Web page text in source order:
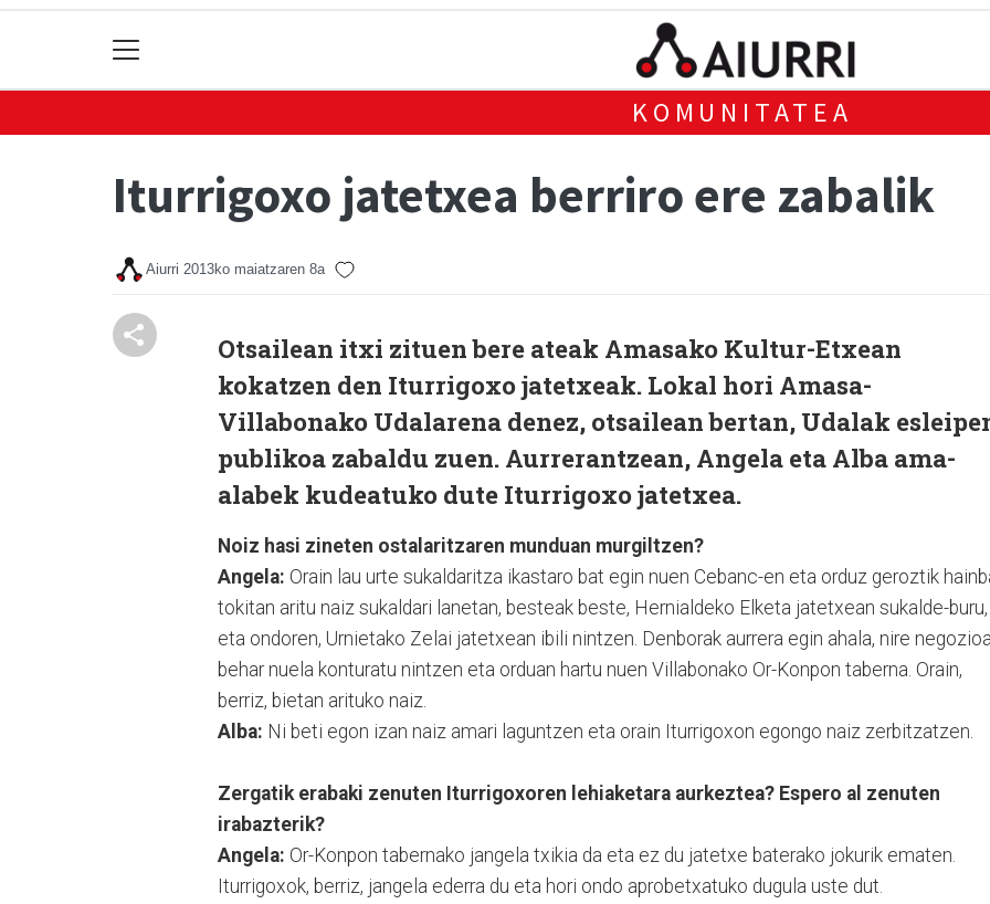
KOMUNITATEA
Iturrigoxo jatetxea berriro ere zabalik
Aiurri 2013ko maiatzaren 8a
Otsailean itxi zituen bere ateak Amasako Kultur-Etxean
kokatzen den Iturrigoxo jatetxeak. Lokal hori Amasa-
Villabonako Udalarena denez, otsailean bertan, Udalak
publikoa zabaldu zuen. Aurrerantzean, Angela eta Alba ama-
alabek kudeatuko dute Iturrigoxo jatetxea.
Noiz hasi zineten ostalaritzaren munduan murgiltzen?
Angela: Orain lau urte sukaldaritza ikastaro bat egin nuen Cebanc-en eta orduz geroztik
tokitan aritu naiz sukaldari lanetan, besteak beste, Hernialdeko Elketa jatetxean sukalde-buru,
eta ondoren, Urnietako Zelai jatetxean ibili nintzen. Denborak aurrera egin ahala, nire negozioa
behar nuela konturatu nintzen eta orduan hartu nuen Villabonako Or-Konpon taberna. Orain,
berriz, bietan arituko naiz.
Alba: Ni beti egon izan naiz amari laguntzen eta orain Iturrigoxon egongo naiz zerbitzatzen.
Zergatik erabaki zenuten Iturrigoxoren lehiaketara aurkeztea? Espero al zenuten
irabazterik?
Angela: Or-Konpon tabernako jangela txikia da eta ez du jatetxe baterako jokurik ematen.
Iturrigoxok, berriz, jangela ederra du eta hori ondo aprobetxatuko dugula uste dut.